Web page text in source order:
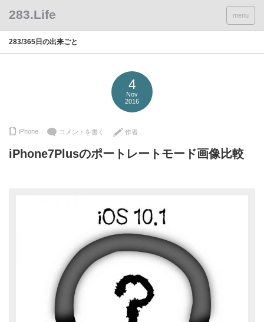
menu
283/365日の出来ごと
4
Nov
2016
iPhone コメントを書く 作者
iPhone7Plusのポートレートモード画像比較